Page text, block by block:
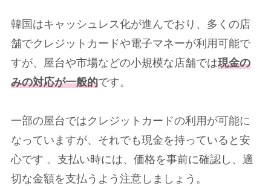
韓国はキャッシュレス化が進んでおり、多くの店
舗でクレジットカードや電子マネーが利用可能で
すが、屋台や市場などの小規模な店舗では現金の
みの対応が一般的です。
一部の屋台ではクレジットカードの利用が可能に
なっていますが、それでも現金を持っていると安
心です 。支払い時には、価格を事前に確認し、適
切な金額を支払うよう注意しましょう。